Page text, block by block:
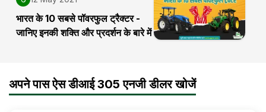
भारत के 10 सबसे पॉवरफुल ट्रैक्टर -
जानिए इनकी शक्ति और प्रदर्शन के बारे में
अपने पास ऐस डीआई 305 एनजी डीलर खोजें